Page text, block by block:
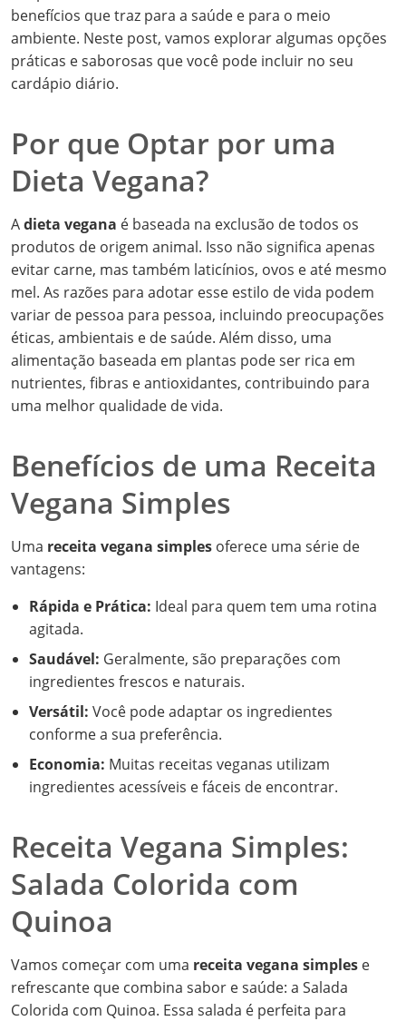
benefícios que traz para a saúde e para o meio
ambiente. Neste post, vamos explorar algumas opções
práticas e saborosas que você pode incluir no seu
cardápio diário.
Por que Optar por uma
Dieta Vegana?
Adieta vegana é baseada na exclusão de todos os
produtos de origem animal. Isso não significa apenas
evitar carne, mas também laticínios, ovos e até mesmo
mel. As razões para adotar esse estilo de vida podem
variar de pessoa para pessoa, incluindo preocupações
éticas, ambientais e de saúde. Além disso, uma
alimentação baseada em plantas pode ser rica em
nutrientes, fibras e antioxidantes, contribuindo para
uma melhor qualidade de vida.
Benefícios de uma Receita
Vegana Simples
Uma receita vegana simples oferece uma série de
vantagens:
Rápida e Prática: Ideal para quem tem uma rotina
agitada.
Saudável: Geralmente, são preparações com
ingredientes frescos e naturais.
Versátil: Você pode adaptar os ingredientes
conforme a sua preferência.
Economia: Muitas receitas veganas utilizam
ingredientes acessíveis e fáceis de encontrar.
Receita Vegana Simples:
Salada Colorida com
Quinoa
Vamos começar com uma receita vegana simples e
refrescante que combina sabor e saúde: a Salada
Colorida com Quinoa. Essa salada é perfeita para